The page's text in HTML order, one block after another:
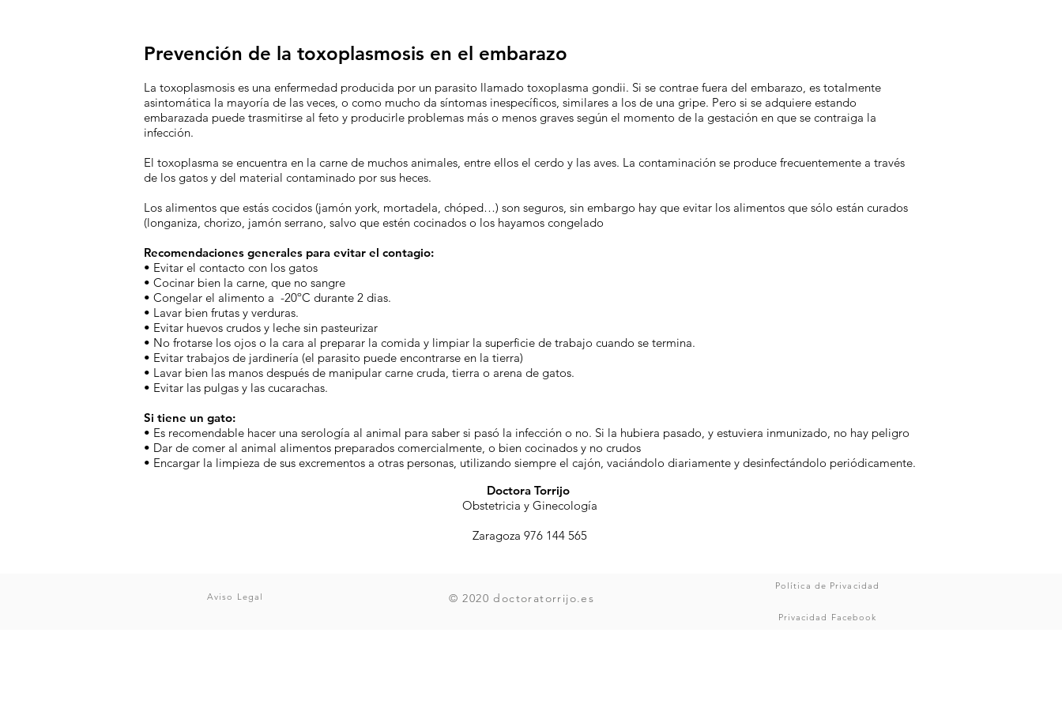
Prevención de la toxoplasmosis en el embarazo
La toxoplasmosis es una enfermedad producida por un parasito llamado toxoplasma gondii. Si se contrae fuera del embarazo, es totalmente
asintomática la mayoría de las veces, o como mucho da síntomas inespecíficos, similares a los de una gripe. Pero si se adquiere estando
embarazada puede trasmitirse al feto y producirle problemas más o menos graves según el momento de la gestación en que se contraiga la
infección.
El toxoplasma se encuentra en la carne de muchos animales, entre ellos el cerdo y las aves. La contaminación se produce frecuentemente a través
de los gatos y del material contaminado por sus heces.
Los alimentos que estás cocidos (jamón york, mortadela, chóped…) son seguros, sin embargo hay que evitar los alimentos que sólo están curados
(longaniza, chorizo, jamón serrano, salvo que estén cocinados o los hayamos congelado
Recomendaciones generales para evitar el contagio:
• Evitar el contacto con los gatos
• Cocinar bien la carne, que no sangre
• Congelar el alimento a -20ºC durante 2 dias.
• Lavar bien frutas y verduras.
• Evitar huevos crudos y leche sin pasteurizar
• No frotarse los ojos o la cara al preparar la comida y limpiar la superficie de trabajo cuando se termina.
• Evitar trabajos de jardinería (el parasito puede encontrarse en la tierra)
• Lavar bien las manos después de manipular carne cruda, tierra o arena de gatos.
• Evitar las pulgas y las cucarachas.
Si tiene un gato:
• Es recomendable hacer una serología al animal para saber si pasó la infección o no. Si la hubiera pasado, y estuviera inmunizado, no hay peligro
• Dar de comer al animal alimentos preparados comercialmente, o bien cocinados y no crudos
• Encargar la limpieza de sus excrementos a otras personas, utilizando siempre el cajón, vaciándolo diariamente y desinfectándolo periódicamente.
Doctora Torrijo
Obstetricia y Ginecología
Zaragoza 976 144 565
Política de Privacidad
© 2020 doctoratorrijo.es
Aviso Legal
Privacidad Facebook